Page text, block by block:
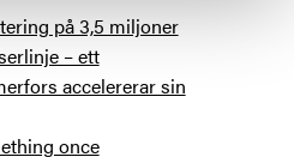
på 3,5 miljoner
– ett
accelererar sin
once